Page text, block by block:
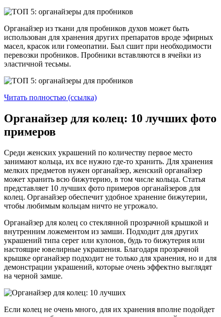
Органайзер из ткани для пробников духов может быть
использован для хранения других препаратов вроде эфирных
масел, красок или гомеопатии. Был сшит при необходимости
перевозки пробников. Пробники вставляются в ячейки из
эластичной тесьмы.
Читать полностью (ссылка)
Органайзер для колец: 10 лучших фото
примеров
Среди женских украшений по количеству первое место
занимают кольца, их все нужно где-то хранить. Для хранения
мелких предметов нужен органайзер, женский органайзер
может хранить всю бижутерию, в том числе кольца. Статья
представляет 10 лучших фото примеров органайзеров для
колец. Органайзер обеспечит удобное хранение бижутерии,
чтобы любимым кольцам ничто не угрожало.
Органайзер для колец со стеклянной прозрачной крышкой и
внутренним ложементом из замши. Подходит для других
украшений типа серег или кулонов, будь то бижутерия или
настоящие ювелирные украшения. Благодаря прозрачной
крышке органайзер подходит не только для хранения, но и для
демонстрации украшений, которые очень эффектно выглядят
на черной замше.
Если колец не очень много, для их хранения вполне подойдет